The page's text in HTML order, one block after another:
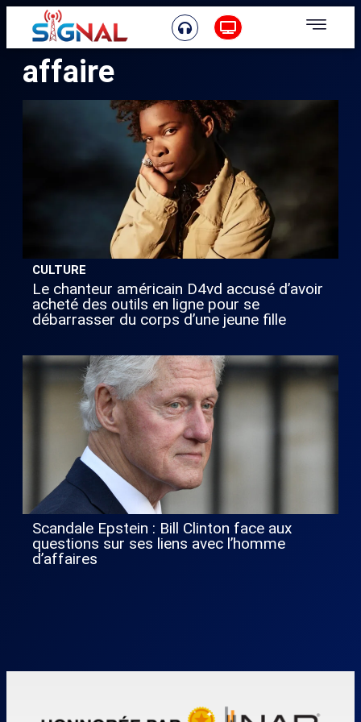
affaire
CULTURE
Le chanteur américain D4vd accusé d’avoir
acheté des outils en ligne pour se
débarrasser du corps d’une jeune fille
Scandale Epstein : Bill Clinton face aux
questions sur ses liens avec l’homme
d’affaires